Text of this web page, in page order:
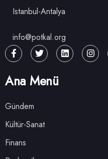
Istanbul-Antalya
info@potkal.org
Ana Menü
Gündem
Kültür-Sanat
Finans